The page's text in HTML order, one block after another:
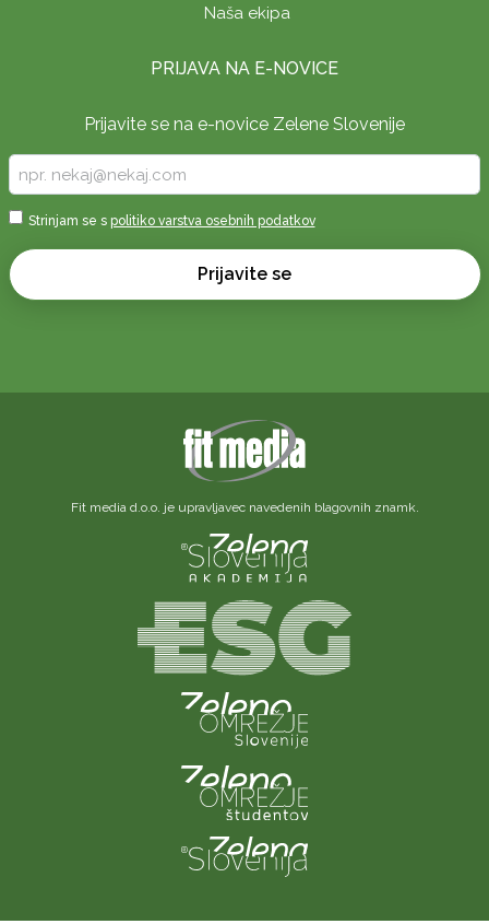
Naša ekipa
PRIJAVA NA E-NOVICE
Prijavite se na e-novice Zelene Slovenije
vaš
e-
Sprejmi
*
Strinjam se s politiko varstva osebnih podatkov
Prijavite se
Fit media d.o.o. je upravljavec navedenih blagovnih znamk.